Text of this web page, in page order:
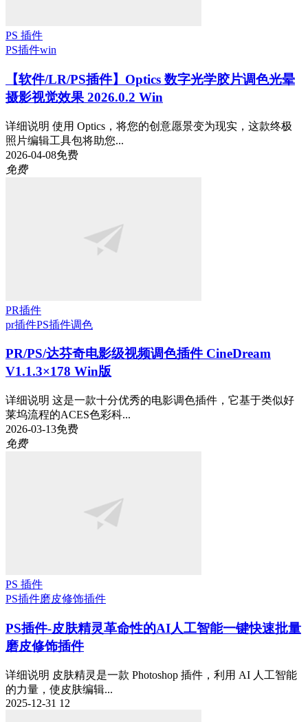
PS 插件
PS插件win
【软件/LR/PS插件】Optics 数字光学胶片调色光晕
摄影视觉效果 2026.0.2 Win
详细说明 使用 Optics，将您的创意愿景变为现实，这款终极
照片编辑工具包将助您...
2026-04-08免费
免费
PR插件
pr插件PS插件调色
PR/PS/达芬奇电影级视频调色插件 CineDream
V1.1.3×178 Win版
详细说明 这是一款十分优秀的电影调色插件，它基于类似好
莱坞流程的ACES色彩科...
2026-03-13免费
免费
PS 插件
PS插件磨皮修饰插件
PS插件-皮肤精灵革命性的AI人工智能一键快速批量
磨皮修饰插件
详细说明 皮肤精灵是一款 Photoshop 插件，利用 AI 人工智能
的力量，使皮肤编辑...
2025-12-31 12